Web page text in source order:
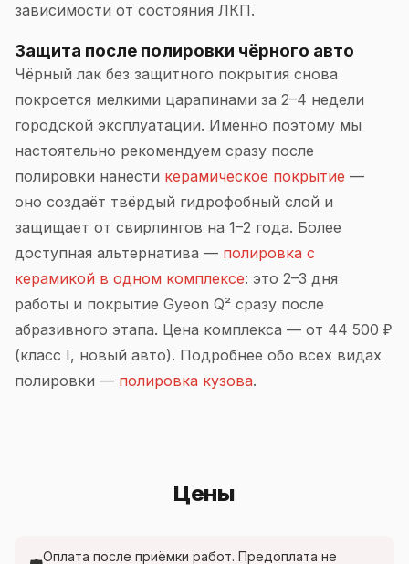
зависимости от состояния ЛКП.
Защита после полировки чёрного авто
Чёрный лак без защитного покрытия снова
покроется мелкими царапинами за 2–4 недели
городской эксплуатации. Именно поэтому мы
настоятельно рекомендуем сразу после
полировки нанести керамическое покрытие —
оно создаёт твёрдый гидрофобный слой и
защищает от свирлингов на 1–2 года. Более
доступная альтернатива — полировка с
керамикой в одном комплексе: это 2–3 дня
работы и покрытие Gyeon Q² сразу после
абразивного этапа. Цена комплекса — от 44 500 ₽
(класс I, новый авто). Подробнее обо всех видах
полировки — полировка кузова.
Цены
Оплата после приёмки работ. Предоплата не